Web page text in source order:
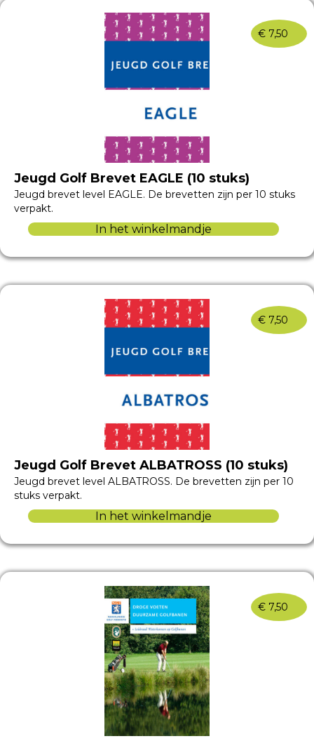
€ 7,50
Jeugd Golf Brevet EAGLE (10 stuks)
Jeugd brevet level EAGLE. De brevetten zijn per 10 stuks
verpakt.
In het winkelmandje
€ 7,50
Jeugd Golf Brevet ALBATROSS (10 stuks)
Jeugd brevet level ALBATROSS. De brevetten zijn per 10
stuks verpakt.
In het winkelmandje
€ 7,50